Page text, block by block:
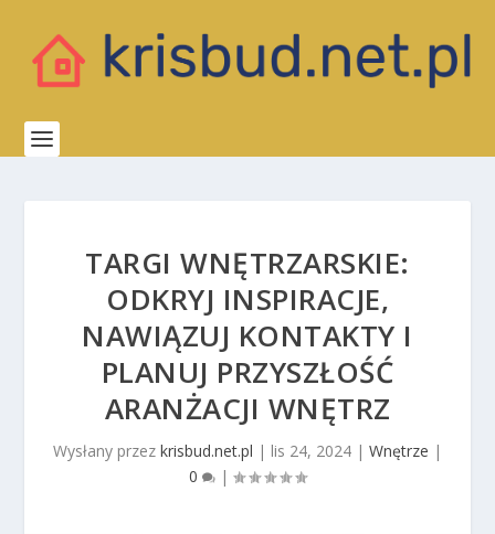
TARGI WNĘTRZARSKIE:
ODKRYJ INSPIRACJE,
NAWIĄZUJ KONTAKTY I
PLANUJ PRZYSZŁOŚĆ
ARANŻACJI WNĘTRZ
Wysłany przez krisbud.net.pl | lis 24, 2024 | Wnętrze |
0
|